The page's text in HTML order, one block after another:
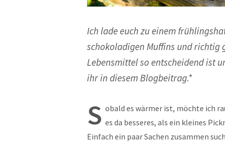
Ich lade euch zu einem
schokoladigen Muffins und richtig
Lebensmittel so entscheidend ist
ihr in diesem Blogbeitrag.*
S obald es wärmer ist, möchte ich
es da besseres, als ein kleines
Einfach ein paar Sachen zusammen